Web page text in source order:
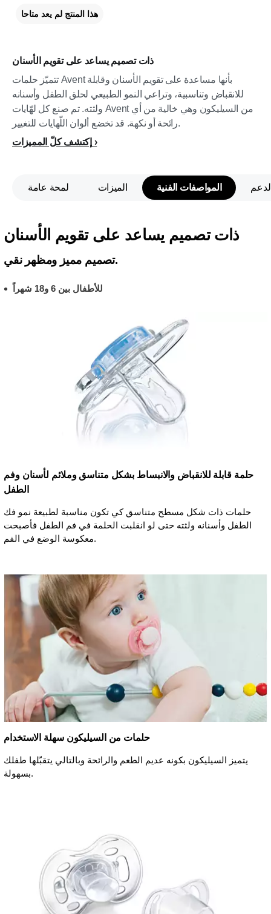
ذات تصميم يساعد على تقويم الأسنان
تتميّز حلمات Avent بأنها مساعدة على تقويم الأسنان وقابلة
للانقباض وتناسبية، وتراعي النمو الطبيعي لحلق الطفل وأسنانه
ولثته. تم صنع كل لهّايات Avent من السيليكون وهي خالية من أي
رائحة أو نكهة. قد تخضع ألوان اللّهايات للتغيير.
إكتشف كلّ المميزات
هذا المنتج لم يعد متاحا
لمحة عامة الميزات المواصفات الفنية
ذات تصميم يساعد على تقويم الأسنان
تصميم مميز ومظهر نقي.
للأطفال بين 6 و18 شهراً
حلمة قابلة للانقباض والانبساط بشكل متناسق وملائم لأسنان وفم
الطفل
حلمات ذات شكل مسطح متناسق كي تكون مناسبة لطبيعة نمو فك
الطفل وأسنانه ولثته حتى لو انقلبت الحلمة في فم الطفل فأصبحت
معكوسة الوضع في الفم.
حلمات من السيليكون سهلة الاستخدام
يتميز السيليكون بكونه عديم الطعم والرائحة وبالتالي يتقبّلها طفلك
بسهولة.